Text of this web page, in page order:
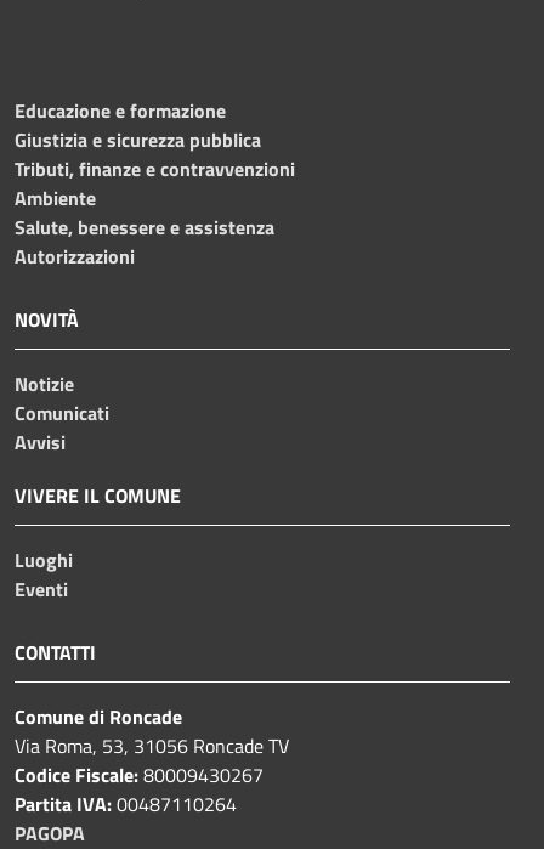
Educazione e formazione
Giustizia e sicurezza pubblica
Tributi, finanze e contravvenzioni
Ambiente
Salute, benessere e assistenza
Autorizzazioni
NOVITÀ
Notizie
Comunicati
Avvisi
VIVERE IL COMUNE
Luoghi
Eventi
CONTATTI
Comune di Roncade
Via Roma, 53, 31056 Roncade TV
Codice Fiscale:80009430267
Partita IVA:00487110264
PAGOPA